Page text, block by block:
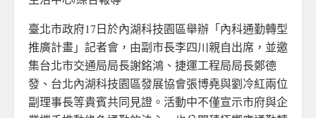
臺北市政府17日於內湖科技園區舉辦「內科通勤轉型
推廣計畫」記者會，由副市長李四川親自出席，並邀
集台北市交通局局長謝銘鴻、捷運工程局局長鄭德
發、台北內湖科技園區發展協會張博堯與劉冷紅兩位
副理事長等貴賓共同見證。活動中不僅宣示市府與企